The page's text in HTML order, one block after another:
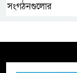
সংগঠনগুলোর